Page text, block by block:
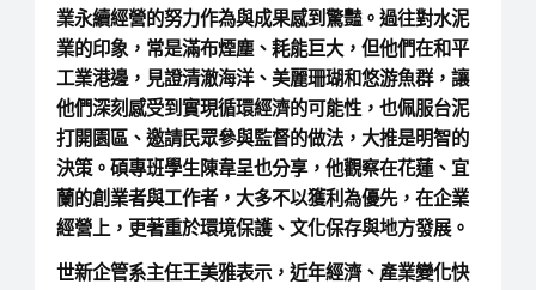
業永續經營的努力作為與成果感到驚豔。過往對水泥
業的印象，常是滿布煙塵、耗能巨大，但他們在和平
工業港邊，見證清澈海洋、美麗珊瑚和悠游魚群，讓
他們深刻感受到實現循環經濟的可能性，也佩服台泥
打開園區、邀請民眾參與監督的做法，大推是明智的
決策。碩專班學生陳韋呈也分享，他觀察在花蓮、宜
蘭的創業者與工作者，大多不以獲利為優先，在企業
經營上，更著重於環境保護、文化保存與地方發展。
世新企管系主任王美雅表示，近年經濟、產業變化快